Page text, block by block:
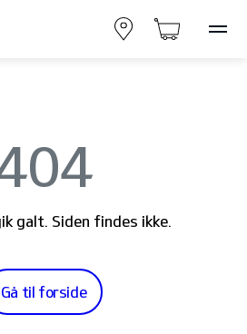
galt. Siden findes ikke.
Gå til forside